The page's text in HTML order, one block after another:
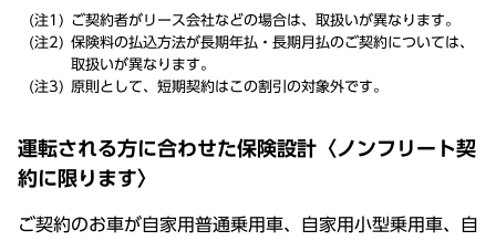
ご契約者がリース会社などの場合は、取扱いが異なります。
保険料の払込方法が長期年払・長期月払のご契約については、
取扱いが異なります。
原則として、短期契約はこの割引の対象外です。
運転される方に合わせた保険設計〈ノンフリート契
約に限ります〉
ご契約のお車が自家用普通乗用車、自家用小型乗用車、自